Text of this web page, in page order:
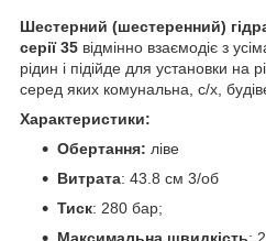
Шестерний (шестеренний)
серії 35 відмінно взаємодіє з
рідин і підійде для установки на
серед яких комунальна, с/х,
Характеристики:
Обертання: ліве
Витрата: 43.8 см 3/об
Тиск: 280 бар;
Максимальна швидкість: